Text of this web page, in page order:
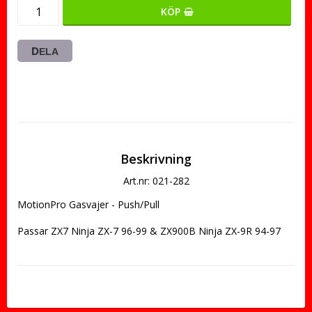
KÖP
DELA
Beskrivning
Art.nr: 021-282
MotionPro Gasvajer - Push/Pull
Passar ZX7 Ninja ZX-7 96-99 & ZX900B Ninja ZX-9R 94-97